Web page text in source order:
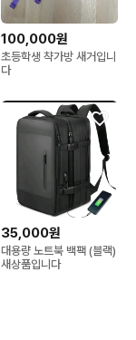
100,000원
초등학생 챡가방 새거입니
다
35,000원
대용량 노트북 백팩 (블랙)
새상품입니다